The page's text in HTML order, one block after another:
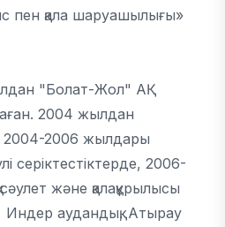
пен қала шаруашылығы»
"Болат-Жол" АҚ
2004 жылдан
2004-2006 жылдары
серіктестіктерде, 2006-
және қалақұрылысы
Индер аудандық, Атырау